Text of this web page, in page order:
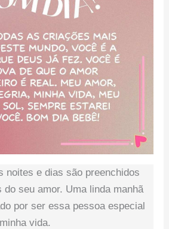
noites e dias são preenchidos
seu amor. Uma linda manhã
por ser essa pessoa especial
vida.